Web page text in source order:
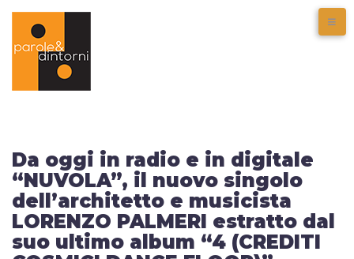
Da oggi in radio e in digitale
“NUVOLA”, il nuovo singolo
dell’architetto e musicista
LORENZO PALMERI estratto dal
suo ultimo album “4 (CREDITI